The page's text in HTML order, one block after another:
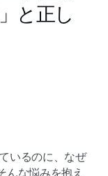
と正し
いるのに、なぜ
な悩みを抱え